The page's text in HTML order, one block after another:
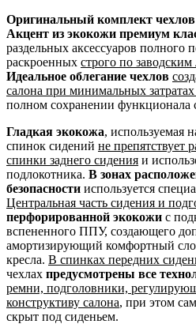
Оригинальный комплект
Акцент из экокожи премиум
раздельных аксессуаров полного
раскроенных строго по
Идеальное облегание чехлов
салона при минимальных
полном сохранении функционала
Гладкая экокожа, используемая
спинок сидений не препятствует
спинки заднего сидения и
подлокотника. В зонах
безопасности используется
Центральная часть сидения и
перфорированной экокожи с
вспененного ППУ, создающего
амортизирующий комфортный
кресла. В спинках передних
чехлах предусмотрены все
ремни, подголовники,
конструктиву салона, при этом
скрыт под сиденьем.